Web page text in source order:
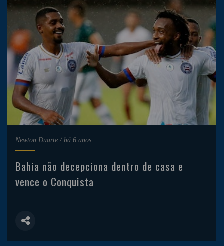
Newton Duarte / há 6 anos
Bahia não decepciona dentro de casa e
vence o Conquista